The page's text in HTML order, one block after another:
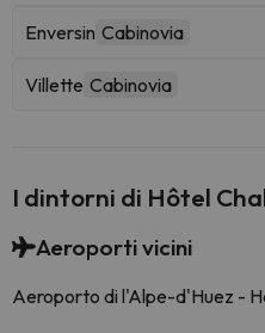
Enversin Cabinovia
Villette Cabinovia
I dintorni di Hôtel
Aeroporti vicini
Aeroporto di l'Alpe-d'Huez -